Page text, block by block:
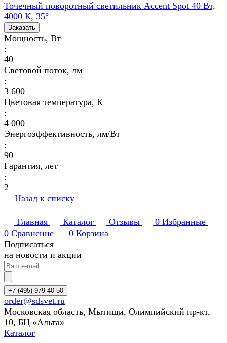
Точечный поворотный светильник Accent Spot 40 Вт,
4000 К, 35°
Заказать
Мощность, Вт
:
40
Световой поток, лм
:
3 600
Цветовая температура, К
:
4 000
Энергоэффективность, лм/Вт
:
90
Гарантия, лет
:
2
Назад к списку
Главная Каталог Отзывы 0 Избранные
0 Сравнение 0 Корзина
Подписаться
на новости и акции
+7 (495) 979-40-50
order@sdsvet.ru
Московская область, Мытищи, Олимпийский пр-кт,
10, БЦ «Альта»
Каталог